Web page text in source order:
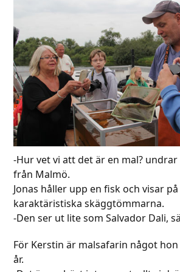
-Hur vet vi att det är en mal?
från Malmö.
Jonas håller upp en fisk och visar
karaktäristiska skäggtömmarna.
-Den ser ut lite som Salvador Dali,
För Kerstin är malsafarin något
år.